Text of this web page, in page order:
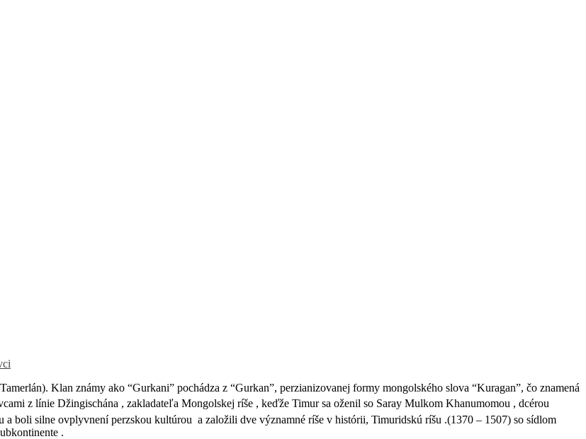
Klan známy ako “Gurkani” pochádza z “Gurkan”, perzianizovanej formy mongolského slova “Kuragan”, čo znamená
z línie Džingischána , zakladateľa Mongolskej ríše , keďže Timur sa oženil so Saray Mulkom Khanumomou , dcérou
a boli silne ovplyvnení perzskou kultúrou a založili dve významné ríše v histórii, Timuridskú ríšu .(1370 – 1507) so sídlom
.